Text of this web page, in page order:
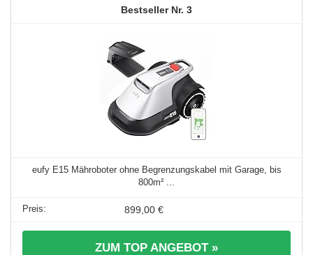
3
eufy E15 Mähroboter ohne Begrenzungskabel mit Garage, bis
800m² ...
899,00 €
ZUM TOP ANGEBOT »